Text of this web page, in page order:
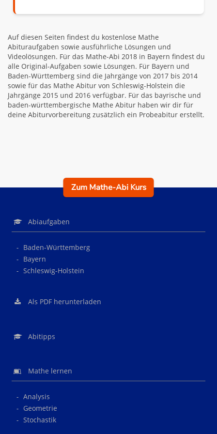
Auf diesen Seiten findest du kostenlose Mathe
Abituraufgaben sowie ausführliche Lösungen und
Videolösungen. Für das Mathe-Abi 2018 in Bayern findest du
alle Original-Aufgaben sowie Lösungen. Für Bayern und
Baden-Württemberg sind die Jahrgänge von 2017 bis 2014
sowie für das Mathe Abitur von Schleswig-Holstein die
Jahrgänge 2015 und 2016 verfügbar. Für das bayrische und
baden-württembergische Mathe Abitur haben wir dir für
deine Abiturvorbereitung zusätzlich ein Probeabitur erstellt.
Zum Mathe-Abi Kurs
Abiaufgaben
Baden-Württemberg
Bayern
Schleswig-Holstein
Als PDF herunterladen
Abitipps
Mathe lernen
Analysis
Geometrie
Stochastik